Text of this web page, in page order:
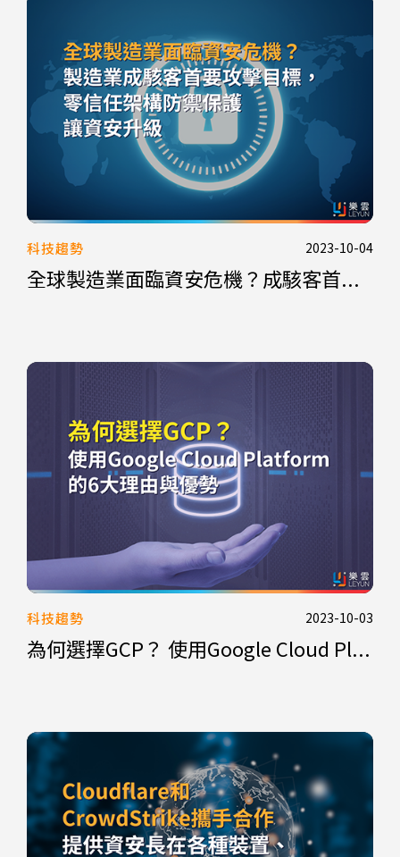
科技趨勢 2023-10-04
全球製造業面臨資安危機？成駭客首...
科技趨勢 2023-10-03
為何選擇GCP？ 使用Google Cloud Pl...